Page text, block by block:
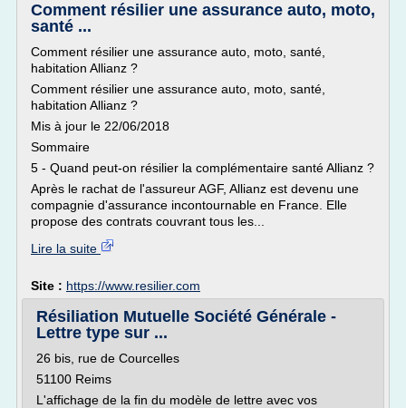
Comment résilier une assurance auto, moto,
santé ...
Comment résilier une assurance auto, moto, santé,
habitation Allianz ?
Comment résilier une assurance auto, moto, santé,
habitation Allianz ?
Mis à jour le 22/06/2018
Sommaire
5 - Quand peut-on résilier la complémentaire santé Allianz ?
Après le rachat de l'assureur AGF, Allianz est devenu une
compagnie d'assurance incontournable en France. Elle
propose des contrats couvrant tous les...
Lire la suite
Site : https://www.resilier.com
Résiliation Mutuelle Société Générale -
Lettre type sur ...
26 bis, rue de Courcelles
51100 Reims
L'affichage de la fin du modèle de lettre avec vos